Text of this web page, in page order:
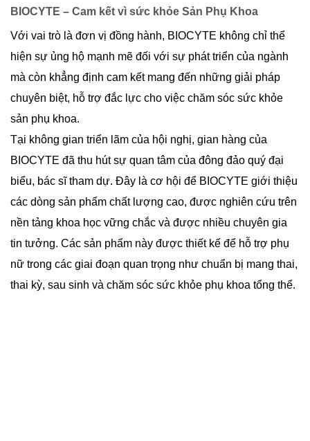
BIOCYTE – Cam kết vì sức khỏe Sản Phụ Khoa
Với vai trò là đơn vị đồng hành, BIOCYTE không chỉ thể
hiện sự ủng hộ mạnh mẽ đối với sự phát triển của ngành
mà còn khẳng định cam kết mang đến những giải pháp
chuyên biệt, hỗ trợ đắc lực cho việc chăm sóc sức khỏe
sản phụ khoa.
Tại không gian triển lãm của hội nghị, gian hàng của
BIOCYTE đã thu hút sự quan tâm của đông đảo quý đại
biểu, bác sĩ tham dự. Đây là cơ hội để BIOCYTE giới thiệu
các dòng sản phẩm chất lượng cao, được nghiên cứu trên
nền tảng khoa học vững chắc và được nhiều chuyên gia
tin tưởng. Các sản phẩm này được thiết kế để hỗ trợ phụ
nữ trong các giai đoạn quan trọng như chuẩn bị mang thai,
thai kỳ, sau sinh và chăm sóc sức khỏe phụ khoa tổng thể.